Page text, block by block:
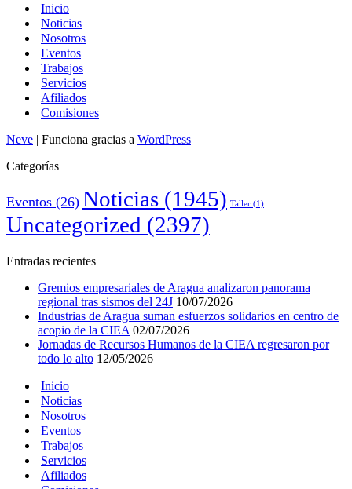
Inicio
Noticias
Nosotros
Eventos
Trabajos
Servicios
Afiliados
Comisiones
Neve | Funciona gracias a WordPress
Categorías
Eventos (26) Noticias (1945) Taller (1)
Uncategorized (2397)
Entradas recientes
Gremios empresariales de Aragua analizaron panorama
regional tras sismos del 24J 10/07/2026
Industrias de Aragua suman esfuerzos solidarios en centro de
acopio de la CIEA 02/07/2026
Jornadas de Recursos Humanos de la CIEA regresaron por
todo lo alto 12/05/2026
Inicio
Noticias
Nosotros
Eventos
Trabajos
Servicios
Afiliados